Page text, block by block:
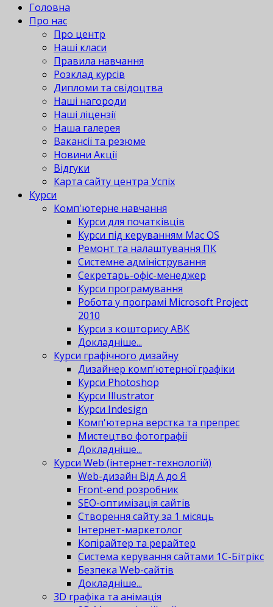
Головна
Про нас
Про центр
Наші класи
Правила навчання
Розклад курсів
Дипломи та свідоцтва
Наші нагороди
Наші ліцензії
Наша галерея
Вакансії та резюме
Новини Акції
Відгуки
Карта сайту центра Успіх
Курси
Комп'ютерне навчання
Курси для початківців
Курси під керуванням Mac OS
Ремонт та налаштування ПК
Системне адміністрування
Секретарь-офіс-менеджер
Курси програмування
Робота у програмі Microsoft Project
2010
Курси з кошторису АВК
Докладніше...
Курси графічного дизайну
Дизайнер комп'ютерної графіки
Курси Photoshop
Курси Illustrator
Курси Indesign
Комп'ютерна верстка та препрес
Мистецтво фотографії
Докладніше...
Курси Web (інтернет-технологій)
Web-дизайн Від А до Я
Front-end розробник
SEO-оптимізація сайтів
Створення сайту за 1 місяць
Інтернет-маркетолог
Копірайтер та рерайтер
Система керування сайтами 1С-Бітрікс
Безпека Web-сайтів
Докладніше...
3D графіка та анімація